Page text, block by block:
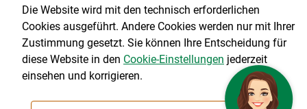
Impressum|Kontakt|Gewinnspiele|Datenschutzerklärung |
Barrierefreiheit
Cookie-Einstellungen
NEWSLETTER
Die Website wird mit den technisch erforderlichen
Cookies ausgeführt. Andere Cookies werden nur mit Ihrer
Zustimmung gesetzt. Sie können Ihre Entscheidung für
diese Website in den Cookie-Einstellungen jederzeit
einsehen und korrigieren.